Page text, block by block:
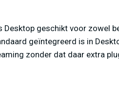
geschikt voor zowel
geïntegreerd is in
zonder dat daar extra